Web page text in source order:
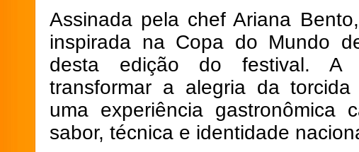
Assinada pela chef Ariana
inspirada na Copa do Mundo
desta edição do festival. A
transformar a alegria da torcida
uma experiência gastronômica
sabor, técnica e identidade